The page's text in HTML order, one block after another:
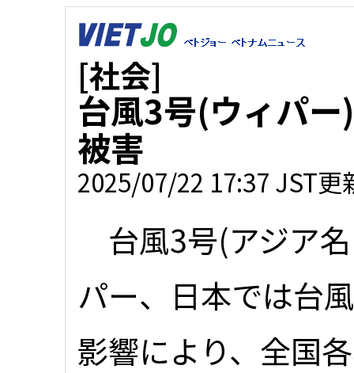
[社会]
台風3号(ウィパ
被害
2025/07/22 17:37 JST更
台風3号(アジア
パー、日本では台
影響により、全国